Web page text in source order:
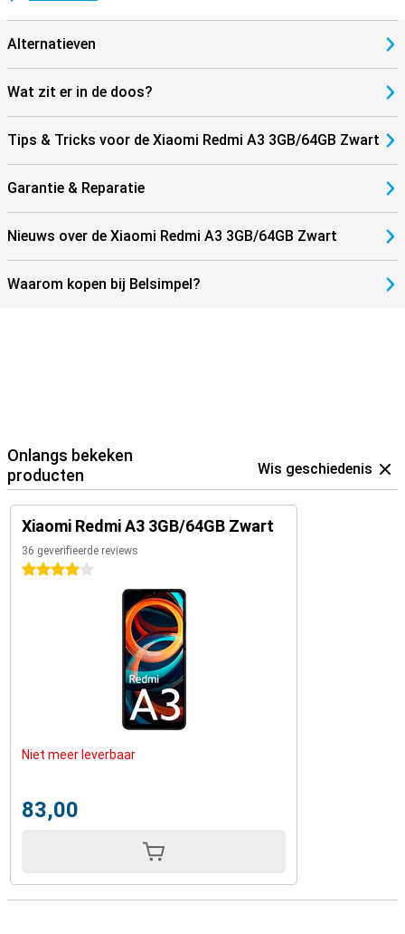
Alternatieven
Wat zit er in de doos?
Tips & Tricks voor de Xiaomi Redmi A3 3GB/64GB Zwart
Garantie & Reparatie
Nieuws over de Xiaomi Redmi A3 3GB/64GB Zwart
Waarom kopen bij Belsimpel?
Onlangs bekeken
producten
Wis geschiedenis
Xiaomi Redmi A3 3GB/64GB Zwart
36 geverifieerde reviews
4 sterren
Niet meer leverbaar
83,00